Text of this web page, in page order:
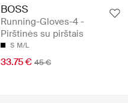
BOSS
Running-Gloves-4 -
Pirštinės su pirštais
S M/L
33.75 € 45 €